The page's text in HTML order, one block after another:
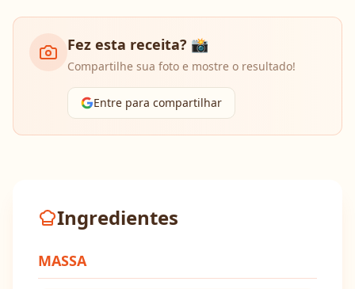
Fez esta receita? 📸
Compartilhe sua foto e mostre o resultado!
Entre para compartilhar
Ingredientes
MASSA